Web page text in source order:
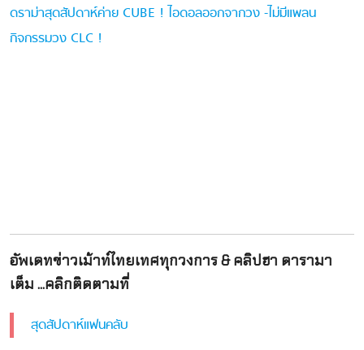
ดราม่าสุดสัปดาห์ค่าย CUBE ! ไอดอลออกจากวง -ไม่มีแพลน
กิจกรรมวง CLC !
อัพเดทข่าวเม้าท์ไทยเทศทุกวงการ & คลิปฮา ดารามา
เต็ม ...คลิกติดตามที่
สุดสัปดาห์แฟนคลับ